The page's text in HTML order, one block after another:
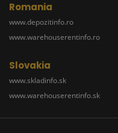
Romania
www.depozitinfo.ro
www.warehouserentinfo.ro
Slovakia
www.skladinfo.sk
www.warehouserentinfo.sk